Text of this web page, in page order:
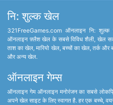
नि: शुल्क खेल
321FreeGames.com ऑनलाइन नि:
ऑनलाइन फ़्लैश खेल के सबसे विविध शैली, खेल
ताश का खेल, मारियो खेल, बच्चों का खेल, तर्क
और अन्य खेल.
ऑनलाइन गेम्स
ऑनलाइन गेम ऑनलाइन मनोरंजन का सबसे
अपने खेल साइट के लिए स्वागत है. हर एक बच्चे,